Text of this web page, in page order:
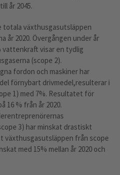
år 2045.
totala växthusgasutsläppen
år 2020. Övergången under år
vattenkraft visar en tydlig
(scope 2).
fordon och maskiner har
förnybart drivmedel,resulterar i
1) med 7%. Resultatet för
16 % från år 2020.
3) har minskat drastiskt
växthusgasutsläppen från scope
med 15% mellan år 2020 och